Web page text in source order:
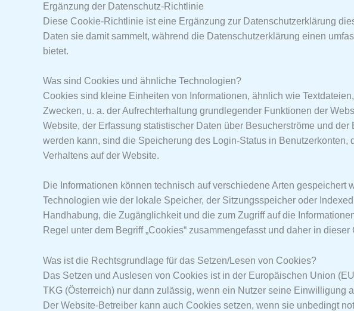
Ergänzung der Datenschutz-Richtlinie
Diese Cookie-Richtlinie ist eine Ergänzung zur Datenschutzerklärung
Daten sie damit sammelt, während die Datenschutzerklärung einen
bietet.
Was sind Cookies und ähnliche Technologien?
Cookies sind kleine Einheiten von Informationen, ähnlich wie
Zwecken, u. a. der Aufrechterhaltung grundlegender Funktionen der
Website, der Erfassung statistischer Daten über Besucherströme und
werden kann, sind die Speicherung des Login-Status in
Verhaltens auf der Website.
Die Informationen können technisch auf verschiedene Arten
Technologien wie der lokale Speicher, der Sitzungsspeicher oder
Handhabung, die Zugänglichkeit und die zum Zugriff auf die
Regel unter dem Begriff „Cookies“ zusammengefasst und daher in
Was ist die Rechtsgrundlage für das Setzen/Lesen von Cookies?
Das Setzen und Auslesen von Cookies ist in der Europäischen Union
TKG (Österreich) nur dann zulässig, wenn ein Nutzer seine Einwilligung
Der Website-Betreiber kann auch Cookies setzen, wenn sie unbedingt